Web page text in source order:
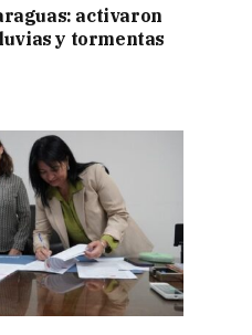
activaron
y tormentas